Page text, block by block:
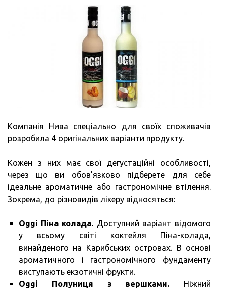
Компанія Нива спеціально для своїх споживачів
розробила 4 оригінальних варіанти продукту.
Кожен з них має свої дегустаційні особливості,
через що ви обов’язково підберете для себе
ідеальне ароматичне або гастрономічне втілення.
Зокрема, до різновидів лікеру відносяться:
Oggi Піна колада. Доступний варіант відомого
у всьому світі коктейля Піна-колада,
винайденого на Карибських островах. В основі
ароматичного і гастрономічного фундаменту
виступають екзотичні фрукти.
Oggi Полуниця з вершками. Ніжний